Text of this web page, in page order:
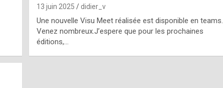
13 juin 2025 didier_v
Une nouvelle Visu Meet réalisée est disponible en teams.
Venez nombreux.J’espere que pour les prochaines
éditions,…